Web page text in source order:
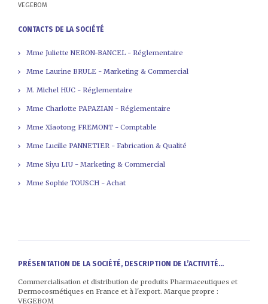
VEGEBOM
CONTACTS DE LA SOCIÉTÉ
Mme Juliette NERON-BANCEL - Réglementaire
Mme Laurine BRULE - Marketing & Commercial
M. Michel HUC - Réglementaire
Mme Charlotte PAPAZIAN - Réglementaire
Mme Xiaotong FREMONT - Comptable
Mme Lucille PANNETIER - Fabrication & Qualité
Mme Siyu LIU - Marketing & Commercial
Mme Sophie TOUSCH - Achat
PRÉSENTATION DE LA SOCIÉTÉ, DESCRIPTION DE L’ACTIVITÉ...
Commercialisation et distribution de produits Pharmaceutiques et
Dermocosmétiques en France et à l'export. Marque propre :
VEGEBOM